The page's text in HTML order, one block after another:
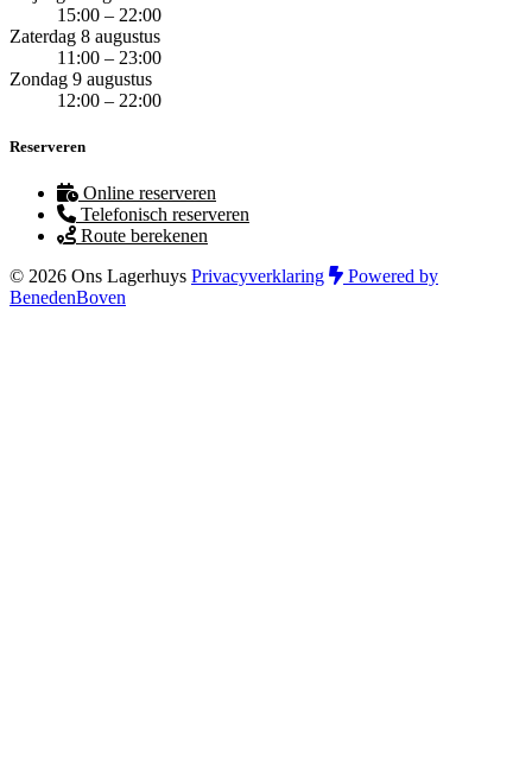
15:00 – 22:00
Zaterdag 8 augustus
11:00 – 23:00
Zondag 9 augustus
12:00 – 22:00
Reserveren
Online reserveren
Telefonisch reserveren
Route berekenen
© 2026 Ons Lagerhuys Privacyverklaring
Powered by
BenedenBoven